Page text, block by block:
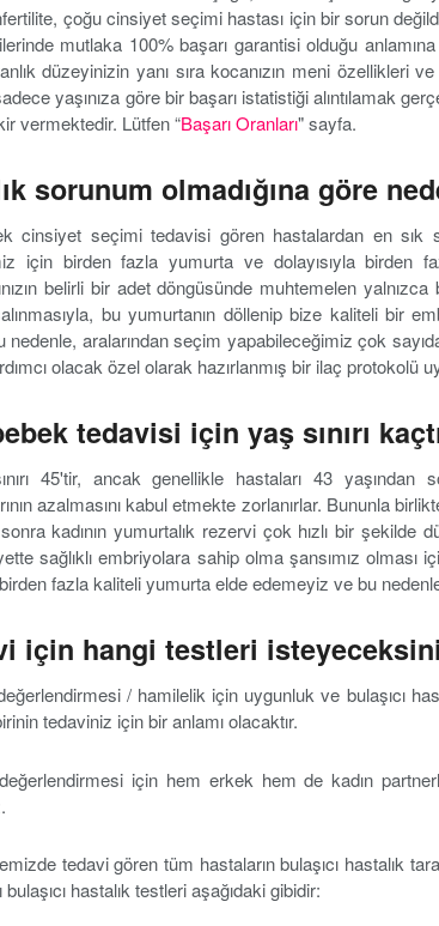
çoğu cinsiyet seçimi hastası için bir sorun
mutlaka 100% başarı garantisi olduğu
düzeyinizin yanı sıra kocanızın meni özellikleri
yaşınıza göre bir başarı istatistiği alıntılamak
vermektedir. Lütfen “Başarı Oranları" sayfa.
sorunum olmadığına göre
cinsiyet seçimi tedavisi gören hastalardan en sık
için birden fazla yumurta ve dolayısıyla birden
belirli bir adet döngüsünde muhtemelen
bu yumurtanın döllenip bize kaliteli bir
nedenle, aralarından seçim yapabileceğimiz çok
olacak özel olarak hazırlanmış bir ilaç protokolü
tedavisi için yaş sınırı
45'tir, ancak genellikle hastaları 43
azalmasını kabul etmekte zorlanırlar. Bununla
kadının yumurtalık rezervi çok hızlı bir
sağlıklı embriyolara sahip olma şansımız
fazla kaliteli yumurta elde edemeyiz ve bu
için hangi testleri
/ hamilelik için uygunluk ve bulaşıcı
tedaviniz için bir anlamı olacaktır.
için hem erkek hem de kadın
tedavi gören tüm hastaların bulaşıcı hastalık
bulaşıcı hastalık testleri aşağıdaki gibidir: